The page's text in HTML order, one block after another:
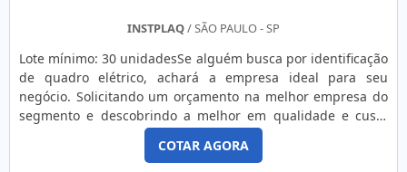
dados da empresa, datas de validade e de fabricação e o
automatização da rotulagem, que faz com que os
compradores ganhem produtividade.RÓTULOS
PERSONALIZADOS EM CAMPINAS E DEMAIS REGIÕES DE SPA
Etiquetas Camp Label atua há 15 anos no mercado de
etiquetas e de rótulos para comércios e indústrias de vários
segmentos. A empresa comercializa etiquetas e
INSTPLAQ/ SÃO PAULO - SP
Lote mínimo: 30 unidadesSe alguém busca por identificação
de quadro elétrico, achará a empresa ideal para seu
negócio. Solicitando um orçamento na melhor empresa do
segmento e descobrindo a melhor em qualidade e custo
benefício.MAIS DETALHES SOBRE IDENTIFICAÇÃO DE
QUADRO ELÉTRICOQuem está à procura de identificação de
COTAR AGORA